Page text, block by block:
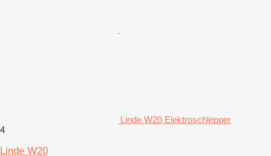
Linde W20 Elektroschlepper
4
Linde W20